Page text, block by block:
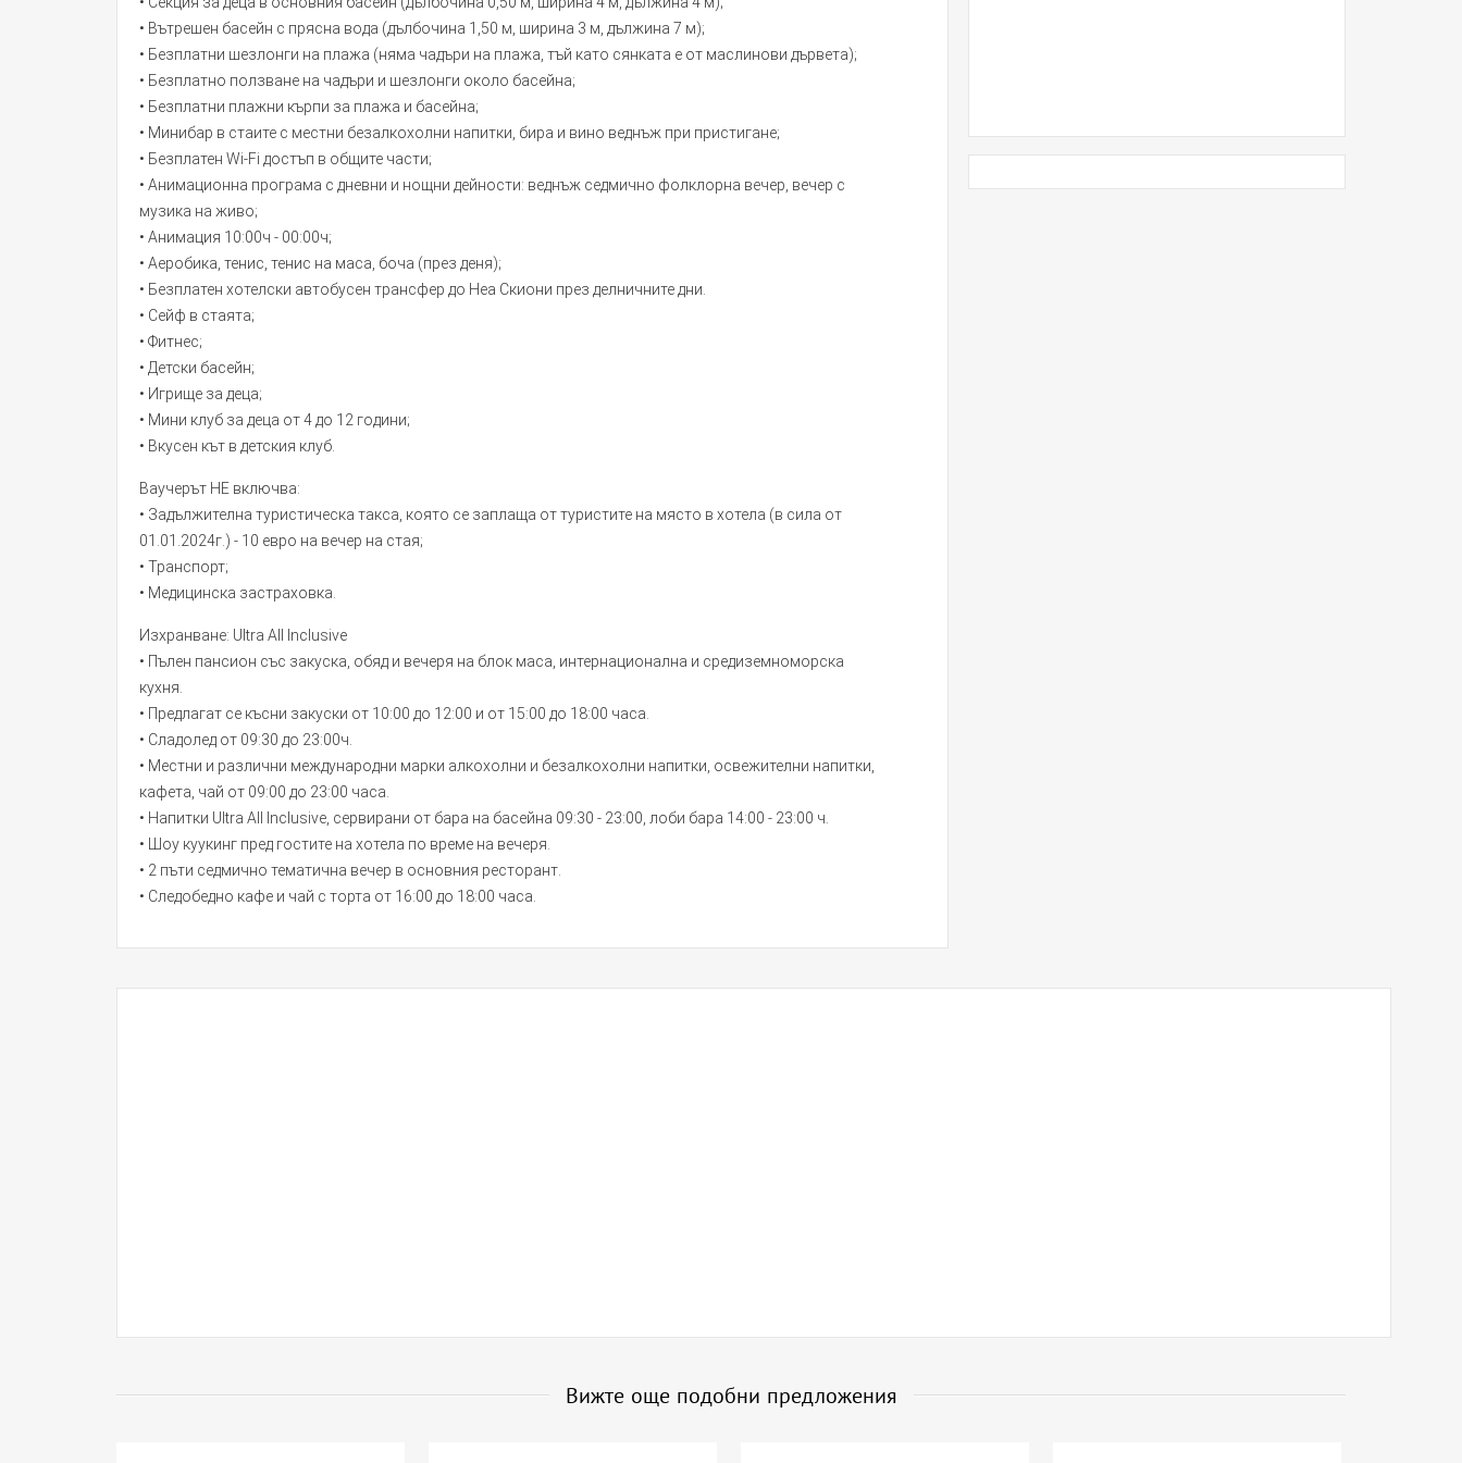
• Вътрешен басейн с прясна вода (дълбочина 1,50 м, ширина 3 м, дължина 7 м);
• Безплатни шезлонги на плажа (няма чадъри на плажа, тъй като сянката е от маслинови дървета);
• Безплатно ползване на чадъри и шезлонги около басейна;
• Безплатни плажни кърпи за плажа и басейна;
• Минибар в стаите с местни безалкохолни напитки, бира и вино веднъж при пристигане;
• Безплатен Wi-Fi достъп в общите части;
• Анимационна програма с дневни и нощни дейности: веднъж седмично фолклорна вечер, вечер с
музика на живо;
• Анимация 10:00ч - 00:00ч;
• Аеробика, тенис, тенис на маса, боча (през деня);
• Безплатен хотелски автобусен трансфер до Неа Скиони през делничните дни.
• Сейф в стаята;
• Фитнес;
• Детски басейн;
• Игрище за деца;
• Мини клуб за деца от 4 до 12 години;
• Вкусен кът в детския клуб.
Ваучерът НЕ включва:
• Задължителна туристическа такса, която се заплаща от туристите на място в хотела (в сила от
01.01.2024г.) - 10 евро на вечер на стая;
• Транспорт;
• Медицинска застраховка.
Изхранване: Ultra All Inclusive
• Пълен пансион със закуска, обяд и вечеря на блок маса, интернационална и средиземноморска
кухня.
• Предлагат се късни закуски от 10:00 до 12:00 и от 15:00 до 18:00 часа.
• Сладолед от 09:30 до 23:00ч.
• Местни и различни международни марки алкохолни и безалкохолни напитки, освежителни напитки,
кафета, чай от 09:00 до 23:00 часа.
• Напитки Ultra All Inclusive, сервирани от бара на басейна 09:30 - 23:00, лоби бара 14:00 - 23:00 ч.
• Шоу куукинг пред гостите на хотела по време на вечеря.
• 2 пъти седмично тематична вечер в основния ресторант.
• Следобедно кафе и чай с торта от 16:00 до 18:00 часа.
Вижте още подобни предложения